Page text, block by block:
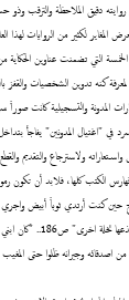
روايته دقيق الملاحظة والترقب
المغاير لكثير من الروايات لهذا
التي تضمنت عناوين الحكاية
لمعرفة كنه تدوين الشخصيات
المدونة والتسجيلية كانت
في "اغتيال المدونين" يفاجأ
ولاسترجاع والتقديم والقطع
حين كنت أرتدي ثوباً أبيض
المنبطحة وقد تفرع من
اصدقائه وجيرانه ظلوا حتى